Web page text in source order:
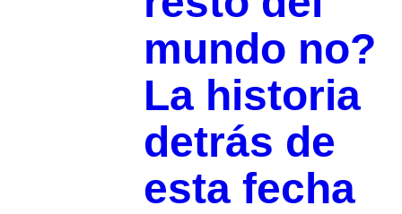
mundo no?
La historia
detrás de
esta fecha